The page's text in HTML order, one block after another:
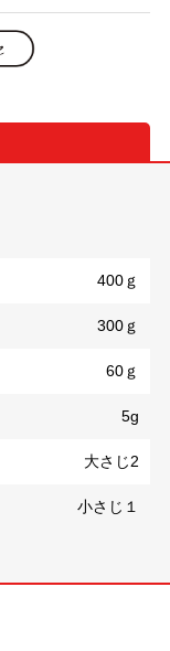
400ｇ
300ｇ
60ｇ
5g
大さじ2
小さじ１